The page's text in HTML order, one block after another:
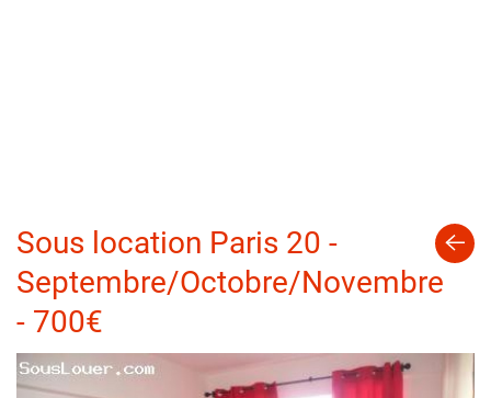
Sous location Paris 20 -
Septembre/Octobre/Novembre
- 700€